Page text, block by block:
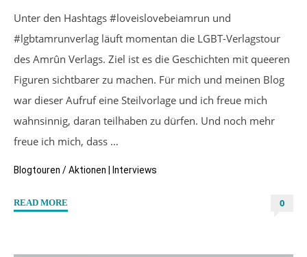
Unter den Hashtags #loveislovebeiamrun und
#lgbtamrunverlag läuft momentan die LGBT-Verlagstour
des Amrûn Verlags. Ziel ist es die Geschichten mit queeren
Figuren sichtbarer zu machen. Für mich und meinen Blog
war dieser Aufruf eine Steilvorlage und ich freue mich
wahnsinnig, daran teilhaben zu dürfen. Und noch mehr
freue ich mich, dass …
Blogtouren / Aktionen Interviews
READ MORE
Stoffers
0